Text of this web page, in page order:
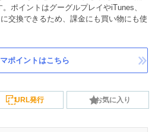
ポイントはグーグルプレイやiTunes、
交換できるため、課金にも買い物にも使
ポイントはこちら
URL発行 お気に入り